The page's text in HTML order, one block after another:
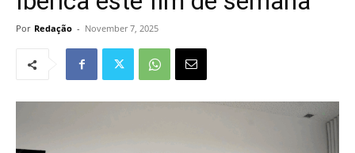
Por Redação - November 7, 2025